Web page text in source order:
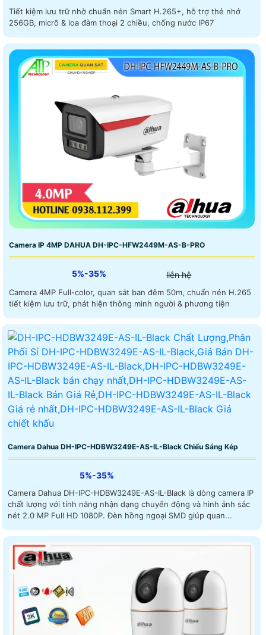
Tiết kiệm lưu trữ nhờ chuẩn nén Smart H.265+, hỗ trợ thẻ nhớ
256GB, micrô & loa đàm thoại 2 chiều, chống nước IP67
Camera IP 4MP DAHUA DH-IPC-HFW2449M-AS-B-PRO
5%-35% liên hệ
Camera 4MP Full-color, quan sát ban đêm 50m, chuẩn nén H.265
tiết kiệm lưu trữ, phát hiện thông minh người & phương tiện
Camera Dahua DH-IPC-HDBW3249E-AS-IL-Black Chiếu Sáng Kép
5%-35%
Camera Dahua DH-IPC-HDBW3249E-AS-IL-Black là dòng camera IP
chất lượng với tính năng nhận dạng chuyển động và hình ảnh sắc
nét 2.0 MP Full HD 1080P. Đèn hồng ngoại SMD giúp quan...